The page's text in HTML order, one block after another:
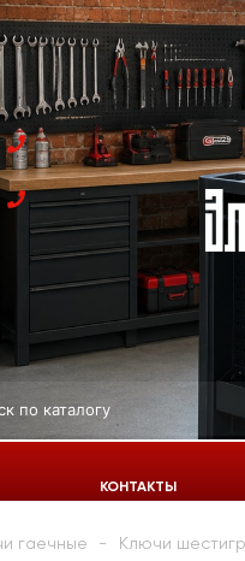
КОНТАКТЫ
гаечные Ключи